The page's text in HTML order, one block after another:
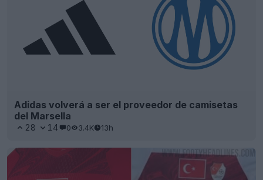
Adidas volverá a ser el proveedor de camisetas
del Marsella
28 14 0 3.4K 13h